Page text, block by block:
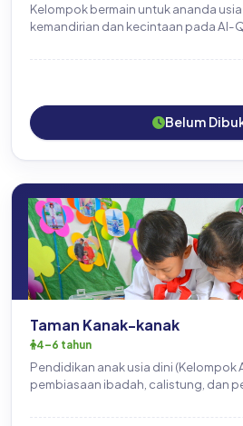
Kelompok bermain untuk ananda
kemandirian dan kecintaan pada Al-
Belum
Taman Kanak-kanak
4–6 tahun
Pendidikan anak usia dini (Kelompok
pembiasaan ibadah, calistung, dan